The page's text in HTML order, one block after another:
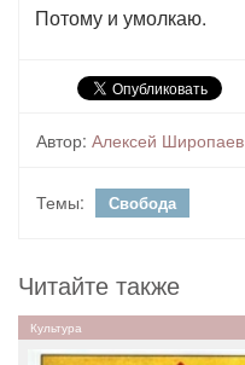
Потому и умолкаю.
Автор: Алексей Широпаев
Темы: Свобода
Читайте также
Культура